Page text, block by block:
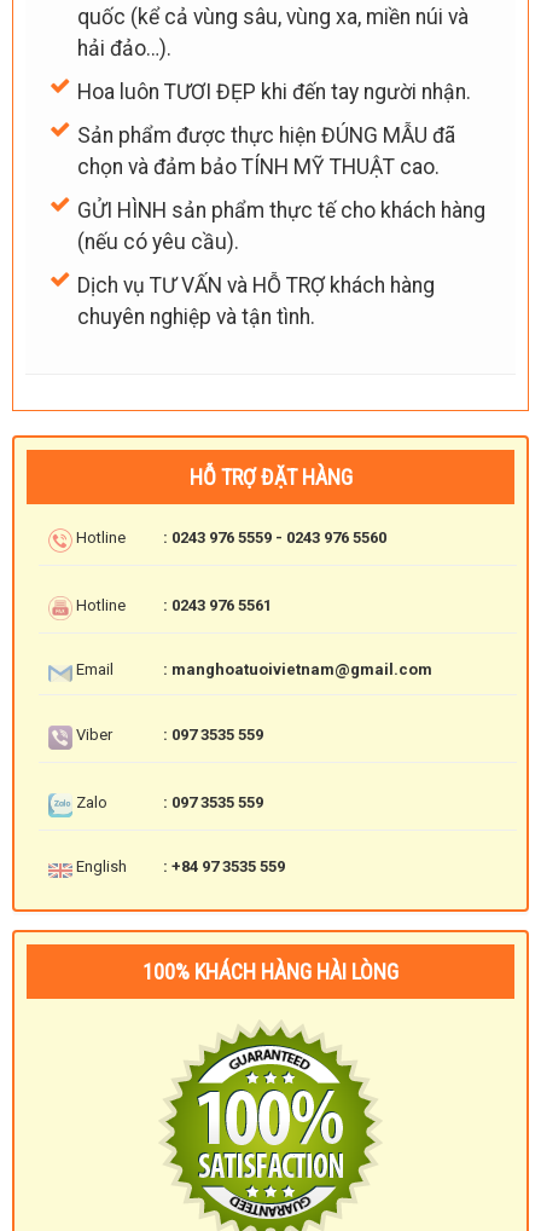
quốc (kể cả vùng sâu, vùng xa, miền núi và
hải đảo…).
Hoa luôn TƯƠI ĐẸP khi đến tay người nhận.
Sản phẩm được thực hiện ĐÚNG MẪU đã
chọn và đảm bảo TÍNH MỸ THUẬT cao.
GỬI HÌNH sản phẩm thực tế cho khách hàng
(nếu có yêu cầu).
Dịch vụ TƯ VẤN và HỖ TRỢ khách hàng
chuyên nghiệp và tận tình.
HỖ TRỢ ĐẶT HÀNG
Hotline : 0243 976 5559 - 0243 976 5560
Hotline : 0243 976 5561
Email : manghoatuoivietnam@gmail.com
Viber : 097 3535 559
Zalo : 097 3535 559
English : +84 97 3535 559
100% KHÁCH HÀNG HÀI LÒNG